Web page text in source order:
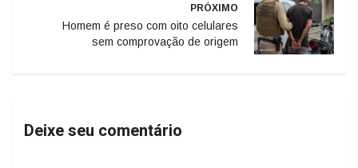
PRÓXIMO
Homem é preso com oito celulares
sem comprovação de origem
Deixe seu comentário